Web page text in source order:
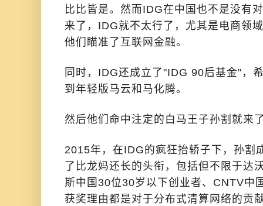
比比皆是。然而IDG在中国也不是没有
来了，IDG就不太行了，尤其是电商领
他们瞄准了互联网金融。
同时，IDG还成立了"IDG 90后基金"，
到年轻版马云和马化腾。
然后他们命中注定的白马王子孙割就来
2015年，在IDG的疯狂抬轿子下，孙割
了比龙妈还长的头衔，包括但不限于达
斯中国30位30岁以下创业者、CNTV中
获奖理由都是对于分布式清算网络的贡